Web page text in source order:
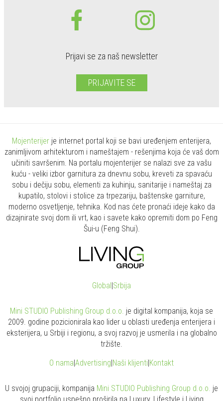
Prijavi se za naš newsletter
PRIJAVITE SE
Mojenterijer je internet portal koji se bavi uređenjem enterijera,
zanimljivom arhitekturom i nameštajem - rešenjima koja će vaš dom
učiniti savršenim. Na portalu mojenterijer se nalazi sve za vašu
kuću - veliki izbor garnitura za dnevnu sobu, kreveti za spavaću
sobu i dečiju sobu, elementi za kuhinju, sanitarije i nameštaj za
kupatilo, stolovi i stolice za trpezariju, baštenske garniture,
moderno osvetljenje, tehnika. Kod nas ćete pronaći ideje kako da
dizajnirate svoj dom ili vrt, kao i savete kako opremiti dom po Feng
Šui-u (Feng Shui).
Global|Srbija
Mini STUDIO Publishing Group d.o.o. je digital kompanija, koja se
2009. godine pozicionirala kao lider u oblasti uređenja enterijera i
eksterijera, u Srbiji i regionu, a svoj razvoj je usmerila i na globalno
tržište.
O nama|Advertising|Naši klijenti|Kontakt
U svojoj grupaciji, kompanija Mini STUDIO Publishing Group d.o.o. je